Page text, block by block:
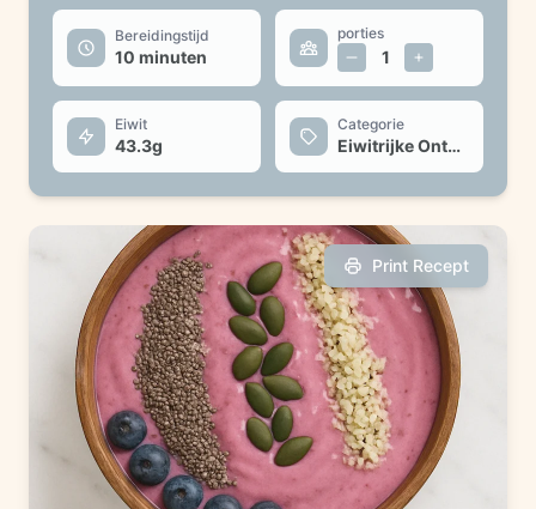
Bereidingstijd
10 minuten
porties
1
Eiwit
43.3g
Categorie
Eiwitrijke Ontbijt
Print Recept